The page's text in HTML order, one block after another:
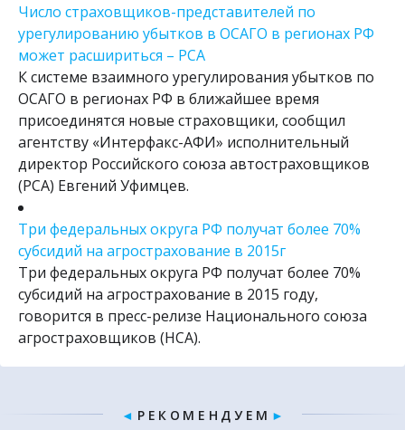
Число страховщиков-представителей по
урегулированию убытков в ОСАГО в регионах РФ
может расшириться – РСА
К системе взаимного урегулирования убытков по
ОСАГО в регионах РФ в ближайшее время
присоединятся новые страховщики, сообщил
агентству «Интерфакс-АФИ» исполнительный
директор Российского союза автостраховщиков
(РСА) Евгений Уфимцев.
Три федеральных округа РФ получат более 70%
субсидий на агрострахование в 2015г
Три федеральных округа РФ получат более 70%
субсидий на агрострахование в 2015 году,
говорится в пресс-релизе Национального союза
агростраховщиков (НСА).
◄ Р Е К О М Е Н Д У Е М ►